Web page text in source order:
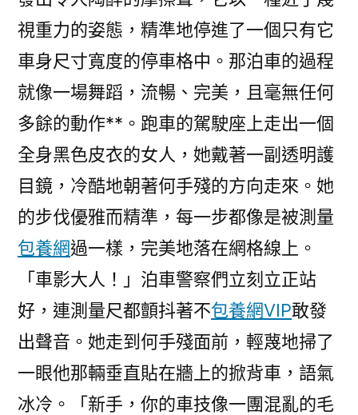
視重力的姿態，精準地停進了一個只有它
車身尺寸寬度的停車格中。那泊車的過程
就像一場舞蹈，流暢、完美，且毫無任何
多餘的動作**。跑車的駕駛座上走出一個
全身黑色皮衣的女人，她戴著一副透明護
目鏡，冷酷地朝著何手殘的方向走來。她
的步伐優雅而精準，每一步都像是被測量
包養網過一樣，完美地落在網格線上。
「車影大人！」泊車警察們立刻立正站
好，連測量尺都顫抖著不包養網VIP敢發
出聲音。她走到何手殘面前，輕蔑地掃了
一眼他那輛垂直貼在牆上的掀背車，語氣
冰冷。「新手，你的車技像一團混亂的毛